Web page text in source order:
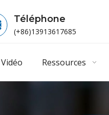
Téléphone
(+86)13913617685
Vidéo Ressources